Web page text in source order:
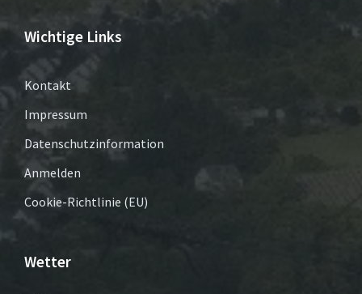
Wichtige Links
Kontakt
Impressum
Datenschutzinformation
Anmelden
Cookie-Richtlinie (EU)
Wetter